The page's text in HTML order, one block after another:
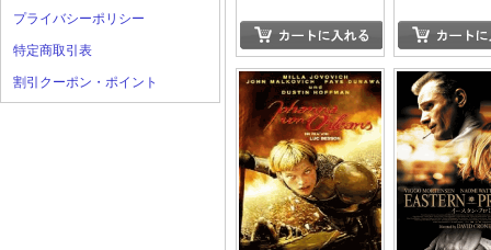
プライバシーポリシー
特定商取引表
割引クーポン・ポイント